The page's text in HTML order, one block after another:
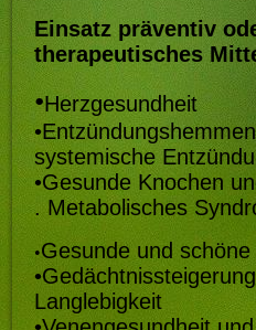
Einsatz präventiv
therapeutisches
•Herzgesundheit
•
systemische
•Gesunde Knochen
. Metabolisches
•Gesunde und schöne
•
Langlebigkeit